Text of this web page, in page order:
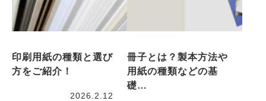
印刷用紙の種類と選び
方をご紹介！
2026.2.12
冊子とは？製本方法や
用紙の種類などの基
礎…